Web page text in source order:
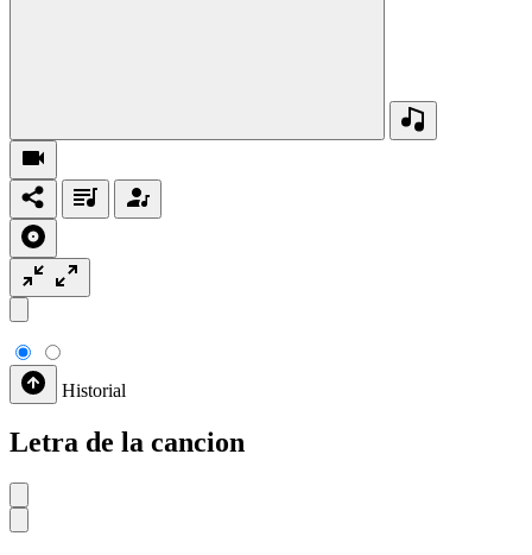
Historial
Letra de la cancion